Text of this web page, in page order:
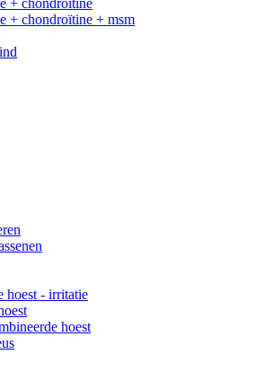
+ chondroïtine + msm
hoest - irritatie
hoest